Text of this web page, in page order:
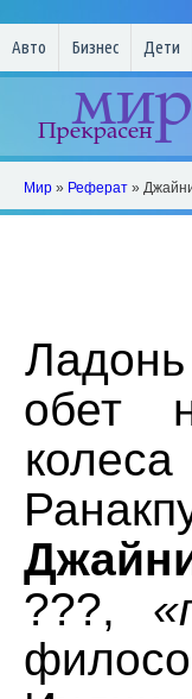
Авто Бизнес Дети
Мир » Реферат »
обет
???,